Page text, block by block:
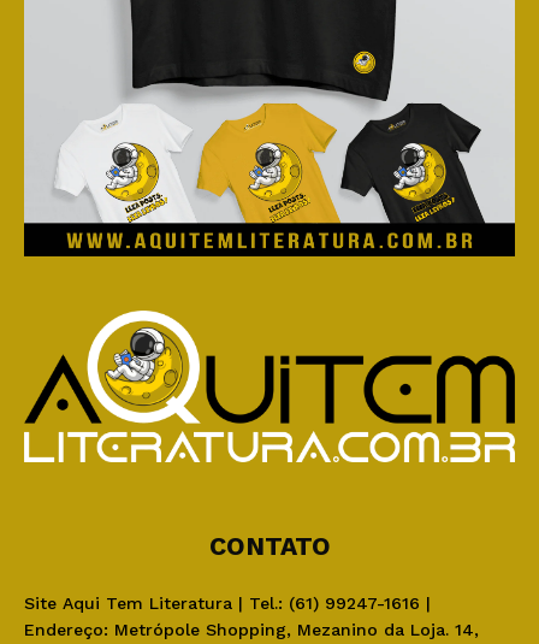
CONTATO
Site Aqui Tem Literatura | Tel.: (61) 99247-1616 |
Endereço: Metrópole Shopping, Mezanino da Loja. 14,